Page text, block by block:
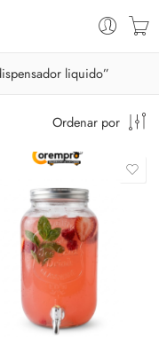
liquido”
Ordenar por